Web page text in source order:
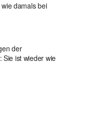
damals bei
der
Sie ist wieder wie